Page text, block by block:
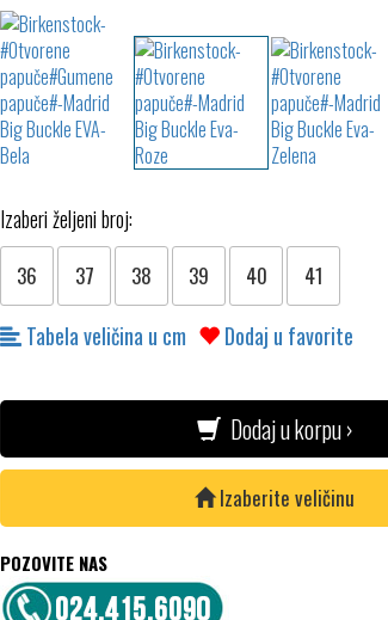
Izaberi željeni broj:
36 37 38 39 40 41
Tabela veličina u cm Dodaj u favorite
Dodaj u korpu ›
Izaberite veličinu
POZOVITE NAS